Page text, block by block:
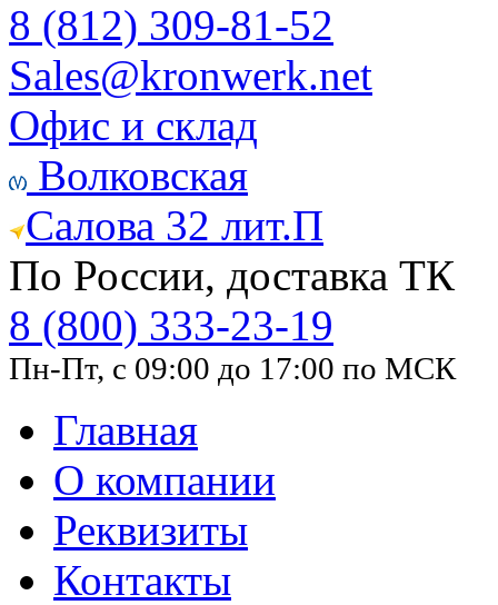
8 (812) 309-81-52
Sales@kronwerk.net
Офис и склад
Волковская
Салова 32 лит.П
По России, доставка ТК
8 (800) 333-23-19
Пн-Пт, с 09:00 до 17:00 по МСК
Главная
О компании
Реквизиты
Контакты